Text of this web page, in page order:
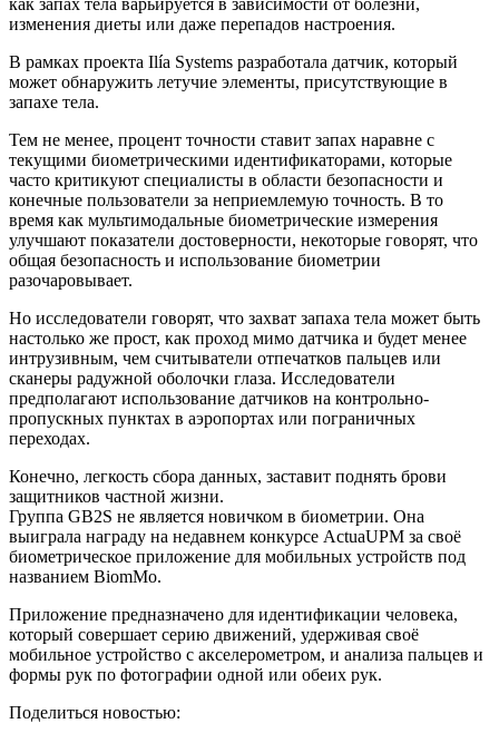
как запах тела варьируется в зависимости от болезни,
изменения диеты или даже перепадов настроения.
В рамках проекта Ilía Systems разработала датчик, который
может обнаружить летучие элементы, присутствующие в
запахе тела.
Тем не менее, процент точности ставит запах наравне с
текущими биометрическими идентификаторами, которые
часто критикуют специалисты в области безопасности и
конечные пользователи за неприемлемую точность. В то
время как мультимодальные биометрические измерения
улучшают показатели достоверности, некоторые говорят, что
общая безопасность и использование биометрии
разочаровывает.
Но исследователи говорят, что захват запаха тела может быть
настолько же прост, как проход мимо датчика и будет менее
интрузивным, чем считыватели отпечатков пальцев или
сканеры радужной оболочки глаза. Исследователи
предполагают использование датчиков на контрольно-
пропускных пунктах в аэропортах или пограничных
переходах.
Конечно, легкость сбора данных, заставит поднять брови
защитников частной жизни.
Группа GB2S не является новичком в биометрии. Она
выиграла награду на недавнем конкурсе ActuaUPM за своё
биометрическое приложение для мобильных устройств под
названием BiomMo.
Приложение предназначено для идентификации человека,
который совершает серию движений, удерживая своё
мобильное устройство с акселерометром, и анализа пальцев и
формы рук по фотографии одной или обеих рук.
Поделиться новостью: